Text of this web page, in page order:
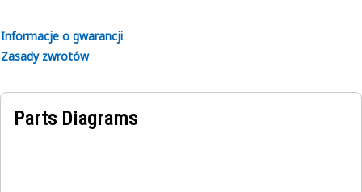
Informacje o gwarancji
Zasady zwrotów
Parts Diagrams